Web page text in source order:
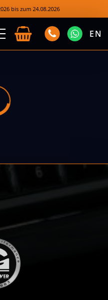
bis zum 24.08.2026
EN